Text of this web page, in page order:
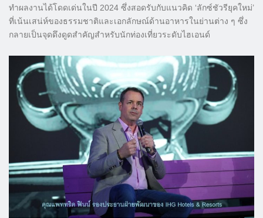
ทำผลงานได้โดดเด่นในปี 2024 ซึ่งสอดรับกับแนวคิด ‘ลักซ์ชัวรียุคใหม่’
ที่เน้นเสน่ห์ของธรรมชาติและเอกลักษณ์ด้านอาหารในย่านต่าง ๆ ซึ่ง
กลายเป็นจุดดึงดูดสำคัญสำหรับนักท่องเที่ยวระดับไฮเอนด์